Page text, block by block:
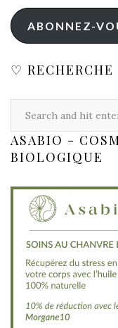
ABONNEZ-
♡
ASABIO -
BIOLOGIQUE